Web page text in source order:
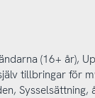
(16+ år),
tillbringar för
Sysselsättning,